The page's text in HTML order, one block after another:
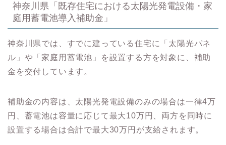
神奈川県「既存住宅における太陽光発電設備・家
庭用蓄電池導入補助金」
神奈川県では、すでに建っている住宅に「太陽光パネ
ル」や「家庭用蓄電池」を設置する方を対象に、補助
金を交付しています。
補助金の内容は、太陽光発電設備のみの場合は一律4万
円、蓄電池は容量に応じて最大10万円、両方を同時に
設置する場合は合計で最大30万円が支給されます。